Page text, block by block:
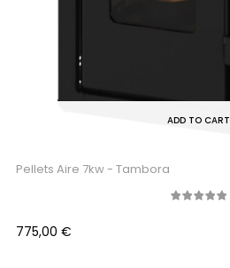
ADD TO CART
Pellets Aire 7kw - Tambora
Precio
775,00 €